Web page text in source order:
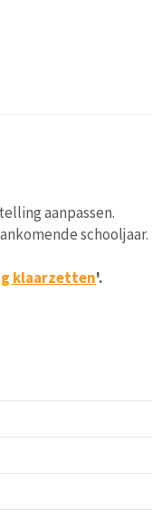
aanpassen.
schooljaar.
klaarzetten'.